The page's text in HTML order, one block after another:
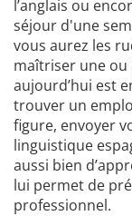
l’anglais ou
séjour d'une
vous aurez les
maîtriser une ou
aujourd’hui est
trouver un
figure, envoyer
linguistique
aussi bien
lui permet de
professionnel.